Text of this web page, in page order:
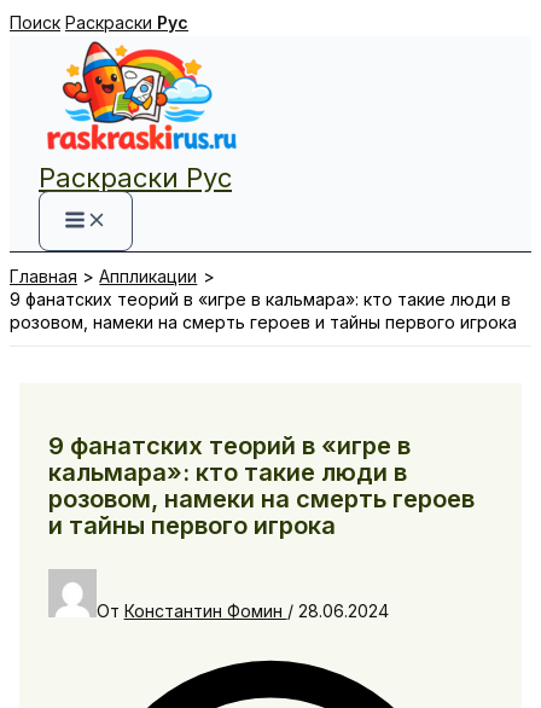
Перейти
содержимому
Поиск Раскраски Рус
Раскраски Рус
Главная
Аппликации
9 фанатских теорий в «игре в кальмара»: кто такие люди в
розовом, намеки на смерть героев и тайны первого игрока
9 фанатских теорий в «игре в
кальмара»: кто такие люди в
розовом, намеки на смерть героев
и тайны первого игрока
От Константин Фомин / 28.06.2024